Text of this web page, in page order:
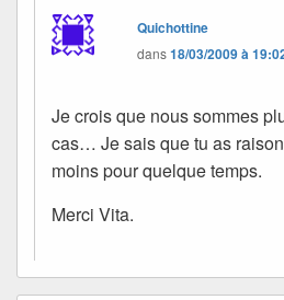
Quichottine
dans18/03/2009 à
Je crois que nous sommes
cas… Je sais que tu as
moins pour quelque temps.
Merci Vita.